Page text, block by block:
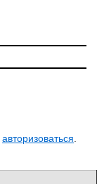
авторизоваться.